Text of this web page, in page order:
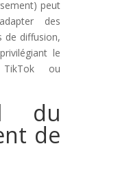
peut
des
de diffusion,
le
ou
du
de